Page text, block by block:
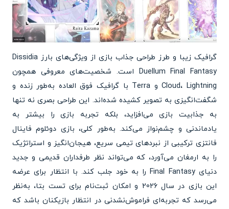
گرافیک زیبا و طرز طراحی جذاب بازی از ویژگی‌های بارز Dissidia
Duellum Final Fantasy است. شخصیت‌های معروفی همچون
Cloud، Lightning و Terra با گرافیک فوق العاده به‌طور زنده و
شگفت‌انگیزی به تصویر کشیده شده‌اند. این طراحی بصری نه تنها
به جذابیت بازی می‌افزاید، بلکه تجربه بازی را بیشتر به
یادماندنی و چشم‌نواز می‌کند. به‌طور کلی، بازی دوئلوم فاینال
فانتزی ترکیبی از نبردهای تیمی سریع، هیجان‌انگیز و استراتژیک
را به ارمغان می‌آورد، که می‌تواند نظر طرفداران قدیمی و جدید
دنیای Final Fantasy را به خود جلب کند. با انتظار برای عرضه
این بازی در سال 2026 و امکان ثبت‌نام برای تست بتا، به‌نظر
می‌رسد که تجربه‌ای فراموش‌نشدنی در انتظار بازیکنان باشد که